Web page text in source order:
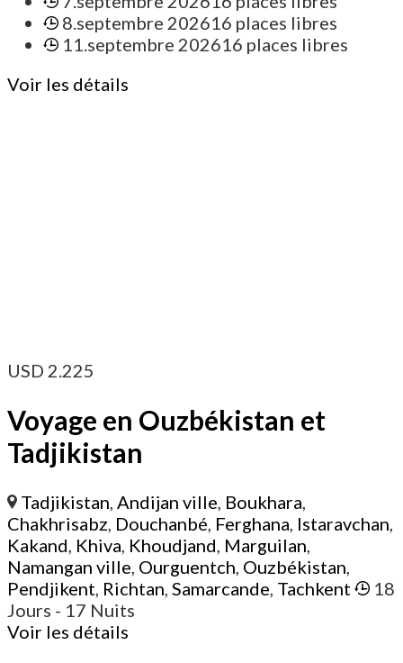
8.septembre 202616 places libres
11.septembre 202616 places libres
Voir les détails
USD 2.225
Voyage en Ouzbékistan et
Tadjikistan
Tadjikistan,Andijan ville, Boukhara,
Chakhrisabz, Douchanbé, Ferghana, Istaravchan,
Kakand, Khiva, Khoudjand, Marguilan,
Namangan ville, Ourguentch, Ouzbékistan,
Pendjikent, Richtan, Samarcande, Tachkent
18
Jours - 17 Nuits
Voir les détails